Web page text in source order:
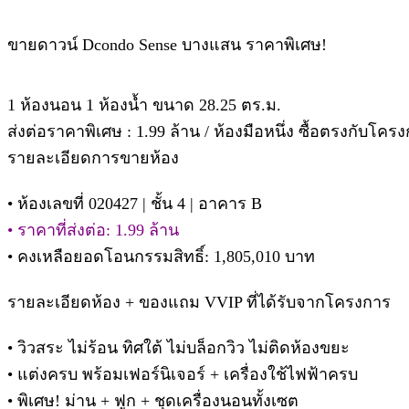
ขายดาวน์ Dcondo Sense บางแสน ราคาพิเศษ!
1 ห้องนอน 1 ห้องน้ำ ขนาด 28.25 ตร.ม.
ส่งต่อราคาพิเศษ : 1.99 ล้าน / ห้องมือหนึ่ง ซื้อตรงกับโครง
รายละเอียดการขายห้อง
• ห้องเลขที่ 020427 | ชั้น 4 | อาคาร B
• ราคาที่ส่งต่อ: 1.99 ล้าน
• คงเหลือยอดโอนกรรมสิทธิ์: 1,805,010 บาท
รายละเอียดห้อง + ของแถม VVIP ที่ได้รับจากโครงการ
• วิวสระ ไม่ร้อน ทิศใต้ ไม่บล็อกวิว ไม่ติดห้องขยะ
• แต่งครบ พร้อมเฟอร์นิเจอร์ + เครื่องใช้ไฟฟ้าครบ
• พิเศษ! ม่าน + ฟูก + ชุดเครื่องนอนทั้งเซต